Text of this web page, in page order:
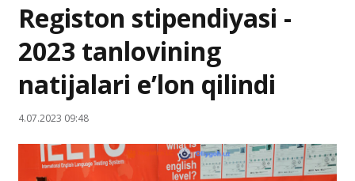
Registon stipendiyasi -
2023 tanlovining
natijalari e’lon qilindi
4.07.2023 09:48